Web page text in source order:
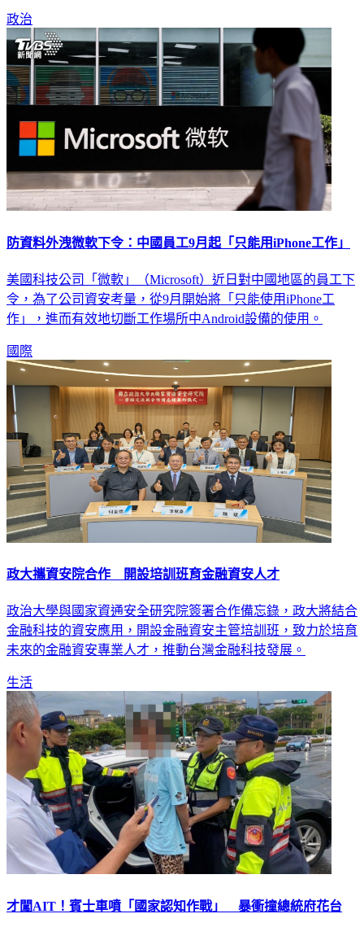
政治
防資料外洩微軟下令：中國員工9月起「只能用iPhone工作」
美國科技公司「微軟」（Microsoft）近日對中國地區的員工下
令，為了公司資安考量，從9月開始將「只能使用iPhone工
作」，進而有效地切斷工作場所中Android設備的使用。
國際
政大攜資安院合作 開設培訓班育金融資安人才
政治大學與國家資通安全研究院簽署合作備忘錄，政大將結合
金融科技的資安應用，開設金融資安主管培訓班，致力於培育
未來的金融資安專業人才，推動台灣金融科技發展。
生活
才闖AIT！賓士車噴「國家認知作戰」 暴衝撞總統府花台